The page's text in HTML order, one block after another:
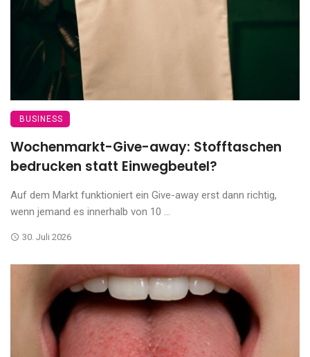
BUSINESS
Wochenmarkt-Give-away: Stofftaschen
bedrucken statt Einwegbeutel?
Auf dem Markt funktioniert ein Give-away erst dann richtig,
wenn jemand es innerhalb von 10 ...
30. Juli 2026